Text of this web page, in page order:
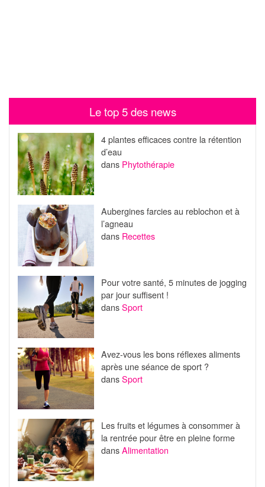
Le top 5 des news
4 plantes efficaces contre la rétention
d’eau
dans Phytothérapie
Aubergines farcies au reblochon et à
l’agneau
dans Recettes
Pour votre santé, 5 minutes de jogging
par jour suffisent !
dansSport
Avez-vous les bons réflexes aliments
après une séance de sport ?
dansSport
Les fruits et légumes à consommer à
la rentrée pour être en pleine forme
dansAlimentation